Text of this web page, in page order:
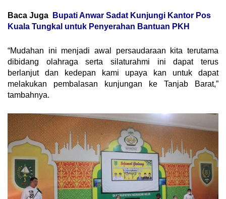
Baca Juga
Bupati Anwar Sadat Kunjungi Kantor Pos
Kuala Tungkal untuk Penyerahan Bantuan PKH
“Mudahan ini menjadi awal persaudaraan kita terutama
dibidang olahraga serta silaturahmi ini dapat terus
berlanjut dan kedepan kami upaya kan untuk dapat
melakukan pembalasan kunjungan ke Tanjab Barat,”
tambahnya.